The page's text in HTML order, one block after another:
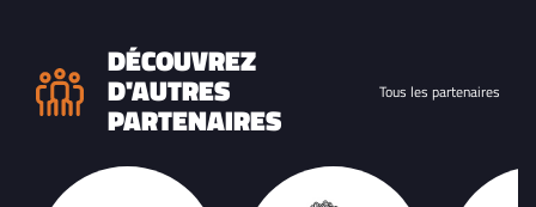
DÉCOUVREZ
D'AUTRES
PARTENAIRES
Tous les partenaires